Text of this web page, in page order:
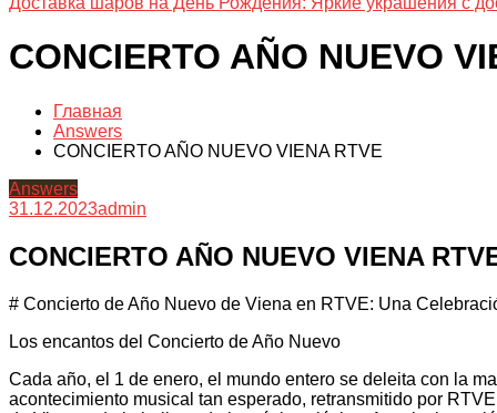
CONCIERTO AÑO NUEVO
Главная
Answers
CONCIERTO AÑO NUEVO VIENA RTVE
Answers
31.12.2023admin
CONCIERTO AÑO NUEVO VIENA
# Concierto de Año Nuevo de Viena en RTVE: Una
Los encantos del Concierto de Año Nuevo
Cada año, el 1 de enero, el mundo entero se deleita con la
acontecimiento musical tan esperado, retransmitido por